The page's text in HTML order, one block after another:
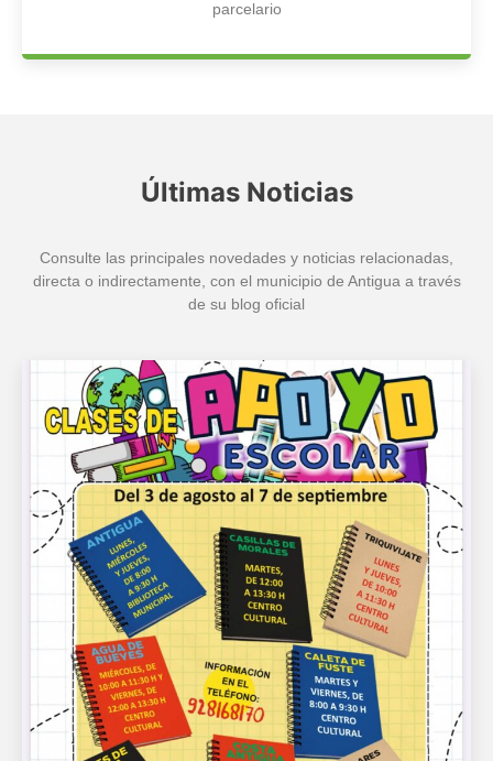
parcelario
Últimas Noticias
Consulte las principales novedades y noticias relacionadas,
directa o indirectamente, con el municipio de Antigua a través
de su blog oficial